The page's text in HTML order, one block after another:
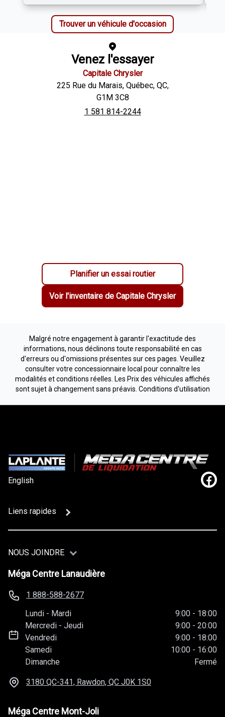
Trouver un véhicule d'occasion
Venez l'essayer
Capitale Chrysler
225 Rue du Marais, Québec, QC,
G1M 3C8
1 581 814-2244
Planifier un essai routier
Voir l'inventaire de Capitale Chrysler
Malgré notre engagement à garantir l'exactitude des
informations, nous déclinons toute responsabilité en cas
d'erreurs ou d'omissions présentes sur ces pages. Veuillez
consulter votre concessionnaire local pour connaître les
modalités et conditions réelles. Les Prix des véhicules affichés
sont sujet à changement sans préavis. Conditions d'utilisation
English
Liens rapides
NOUS JOINDRE
Méga Centre Lanaudière
1 888-588-2677
Lundi - Mardi 9:00 - 18:00
Mercredi -Jeudi 9:00 - 20:00
Vendredi
9:00 - 18:00
Samedi
10:00 - 16:00
Dimanche
Fermé
3180 QC-341, Rawdon, QC J0K 1S0
Méga Centre Mont-Joli